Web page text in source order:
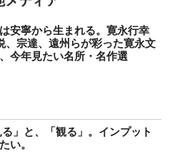
安寧から生まれる。寛永行幸
、宗達、遠州らが彩った寛永文
今年見たい名所・名作選
」と、「観る」。インプット
い。